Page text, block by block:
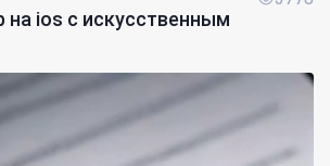
на ios с искусственным